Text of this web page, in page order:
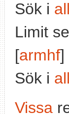
Sök i
Limit
[armhf]
Sök i
Vissa